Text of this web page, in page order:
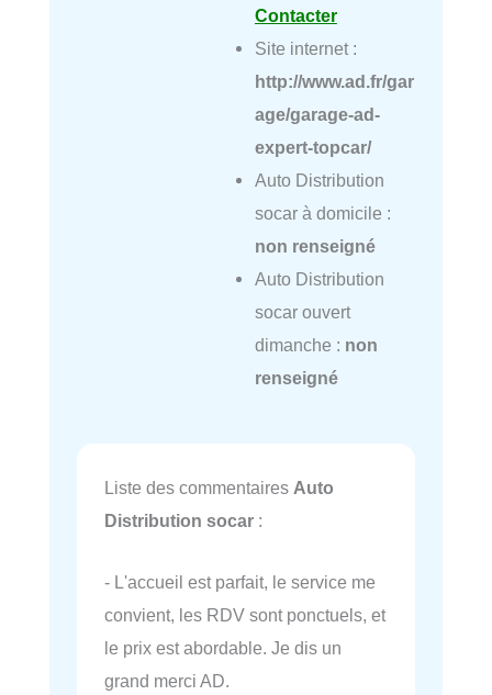
Contacter
Site internet :
http://www.ad.fr/gar
age/garage-ad-
expert-topcar/
Auto Distribution
socar à domicile :
non renseigné
Auto Distribution
socar ouvert
dimanche : non
renseigné
Liste des commentaires Auto
Distribution socar :
- L'accueil est parfait, le service me
convient, les RDV sont ponctuels, et
le prix est abordable. Je dis un
grand merci AD.